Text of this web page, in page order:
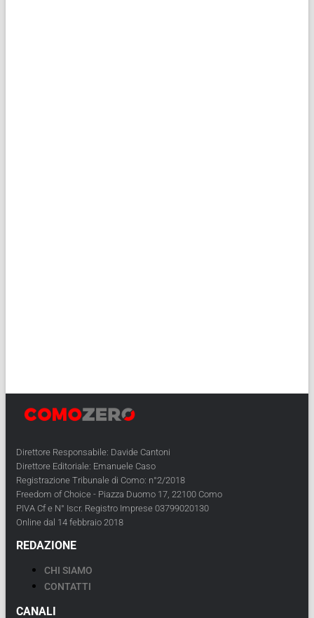
Direttore Responsabile: Davide Cantoni
Direttore Editoriale: Emanuele Caso
Registrazione Tribunale di Como: n°2/2018
Freedom of Choice - Piazza Duomo 17, 22100 Como
PIVA Cf e N° Iscr. Registro Imprese 03799020130
Online dal 14 febbraio 2018
REDAZIONE
CHI SIAMO
CONTATTI
CANALI